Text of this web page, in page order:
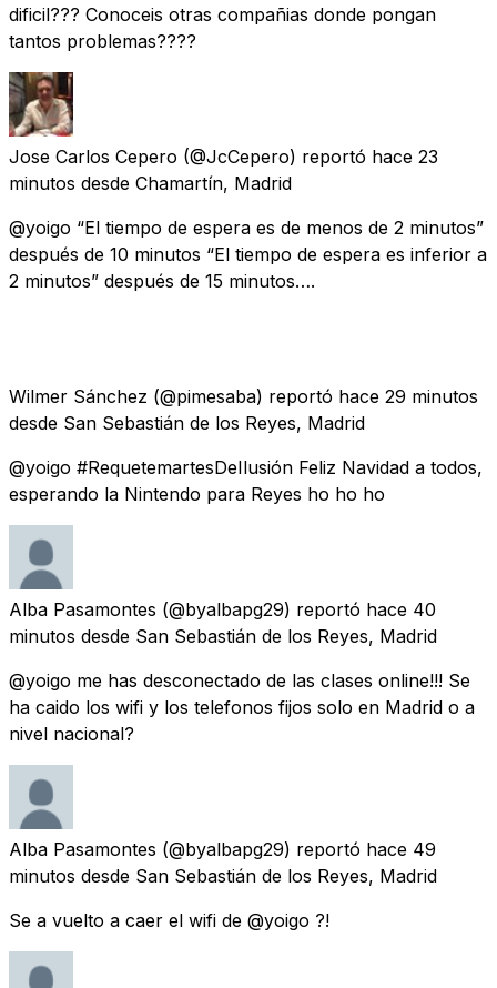
dificil??? Conoceis otras compañias donde pongan
tantos problemas????
Jose Carlos Cepero (@JcCepero) reportó hace 23
minutos desde Chamartín, Madrid
@yoigo “El tiempo de espera es de menos de 2 minutos”
después de 10 minutos “El tiempo de espera es inferior a
2 minutos” después de 15 minutos….
Wilmer Sánchez (@pimesaba) reportó hace 29 minutos
desde San Sebastián de los Reyes, Madrid
@yoigo #RequetemartesDeIlusión Feliz Navidad a todos,
esperando la Nintendo para Reyes ho ho ho
Alba Pasamontes (@byalbapg29) reportó hace 40
minutos desde San Sebastián de los Reyes, Madrid
@yoigo me has desconectado de las clases online!!! Se
ha caido los wifi y los telefonos fijos solo en Madrid o a
nivel nacional?
Alba Pasamontes (@byalbapg29) reportó hace 49
minutos desde San Sebastián de los Reyes, Madrid
Se a vuelto a caer el wifi de @yoigo ?!